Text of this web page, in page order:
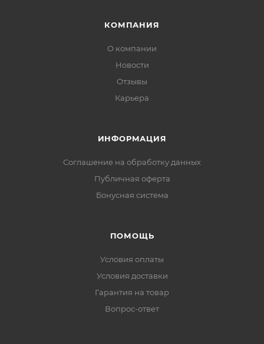
КОМПАНИЯ
О компании
Новости
Отзывы
Карьера
ИНФОРМАЦИЯ
Соглашение на обработку данных
Публичная оферта
Бонусная система
ПОМОЩЬ
Условия оплаты
Условия доставки
Гарантия на товар
Вопрос-ответ